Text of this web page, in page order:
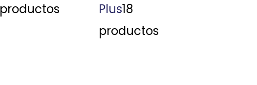
productos
Plus18
productos